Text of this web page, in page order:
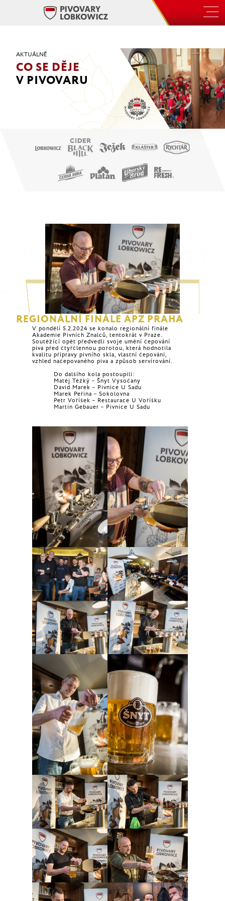
AKTUÁLNĚ
CO SE DĚJE
V PIVOVARU
REGIONÁLNÍ FINÁLE APZ PRAHA
V pondělí 5.2.2024 se konalo regionální finále
Akademie Pivních Znalců, tentokrát v Praze.
Soutěžící opět předvedli svoje umění čepování
piva před čtyřčlennou porotou, která hodnotila
kvalitu přípravy pivního skla, vlastní čepování,
vzhled načepovaného piva a způsob servírování.
Do dalšího kola postoupili:
Matěj Těžký – Šnyt Vysočany
David Marek – Pivnice U Sadu
Marek Peřina – Sokolovna
Petr Voříšek – Restaurace U Voříšku
Martin Gebauer – Pivnice U Sadu